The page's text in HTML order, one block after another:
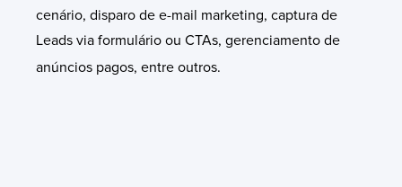
cenário, disparo de e-mail marketing, captura de
Leads via formulário ou CTAs, gerenciamento de
anúncios pagos, entre outros.